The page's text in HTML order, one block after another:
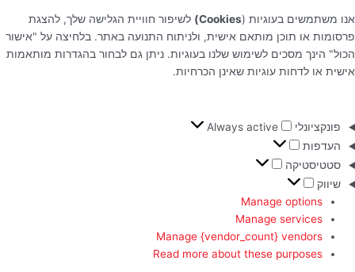
אנו משתמשים בעוגיות (Cookies)
לשיפור חוויית הגלישה שלך, להצגת
פרסומות או תוכן מותאם אישית, ולניתוח התנועה באתר. בלחיצה על "אישור
הכול" הינך מסכים לשימוש שלנו בעוגיות. ניתן גם לבחור בהגדרות מותאמות
אישית או לדחות עוגיות שאינן הכרחיות.
פונקציונלי
Always active
העדפות
סטטיסטיקה
שיווק
Manage options
Manage services
Manage {vendor_count} vendors
Read more about these purposes